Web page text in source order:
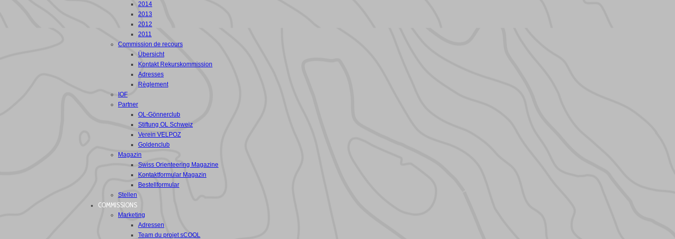
2014
2013
2012
2011
Commission de recours
Übersicht
Kontakt Rekurskommission
Adresses
Règlement
IOF
Partner
OL-Gönnerclub
Stiftung OL Schweiz
Verein VELPOZ
Goldenclub
Magazin
Swiss Orienteering Magazine
Kontaktformular Magazin
Bestellformular
Stellen
COMMISSIONS
Marketing
Adressen
Team du projet sCOOL